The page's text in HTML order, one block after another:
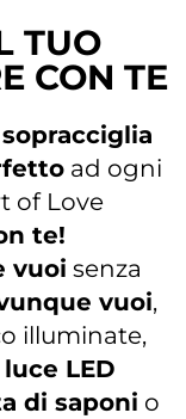
TUO
CON TE
sopracciglia
ad ogni
of Love
te!
vuoi senza
vuoi,
illuminate,
LED
di saponi o